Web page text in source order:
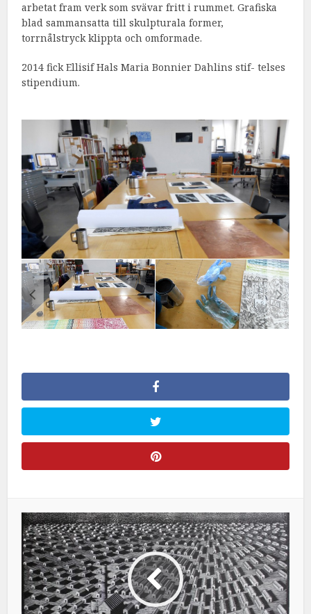
arbetat fram verk som svävar fritt i rummet. Grafiska
blad sammansatta till skulpturala former,
torrnålstryck klippta och omformade.
2014 fick Ellisif Hals Maria Bonnier Dahlins stif- telses
stipendium.